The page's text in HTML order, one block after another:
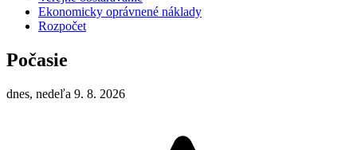
Ekonomicky oprávnené náklady
Rozpočet
Počasie
dnes, nedeľa 9. 8. 2026